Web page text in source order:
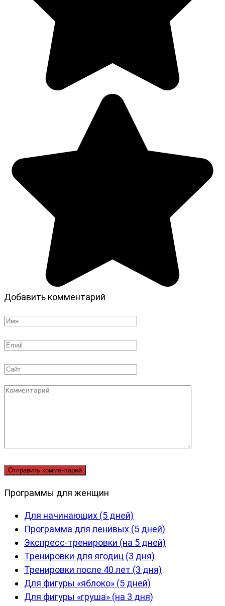
Добавить комментарий
Имя
Email
Сайт
Комментарий
Программы для женщин
Для начинающих (5 дней)
Программа для ленивых (5 дней)
Экспресс-тренировки (на 5 дней)
Тренировки для ягодиц (3 дня)
Тренировки после 40 лет (3 дня)
Для фигуры «яблоко» (5 дней)
Для фигуры «груша» (на 3 дня)